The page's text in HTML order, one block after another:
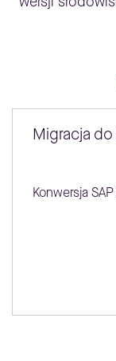
Migracja
Konwersja